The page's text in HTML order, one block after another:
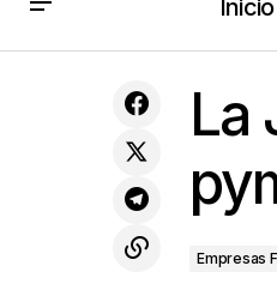
Inicio
los cinco años y el 90% no
diez años. ¿Por qué?La
Empresas